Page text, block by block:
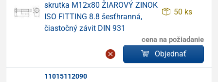
skrutka M12x80 ŽIAROVÝ ZINOK
ISO FITTING 8.8 šesťhranná,
čiastočný závit DIN 931
50 ks
cena na požiadanie
Objednať
11015112090